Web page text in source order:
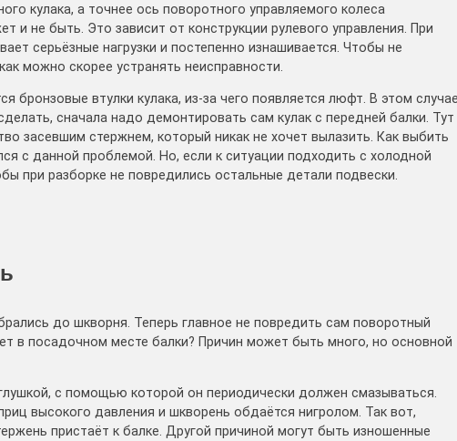
кулака, а точнее ось поворотного управляемого колеса
и не быть. Это зависит от конструкции рулевого управления. При
серьёзные нагрузки и постепенно изнашивается. Чтобы не
можно скорее устранять неисправности.
бронзовые втулки кулака, из-за чего появляется люфт. В этом
сначала надо демонтировать сам кулак с передней балки. Тут
засевшим стержнем, который никак не хочет вылазить. Как выбить
с данной проблемой. Но, если к ситуации подходить с холодной
при разборке не повредились остальные детали подвески.
до шкворня. Теперь главное не повредить сам поворотный
в посадочном месте балки? Причин может быть много, но основной
с помощью которой он периодически должен смазываться.
высокого давления и шкворень обдаётся нигролом. Так вот,
пристаёт к балке. Другой причиной могут быть изношенные